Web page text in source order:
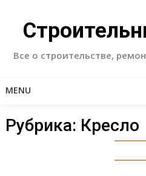
content
Все о строительстве,
MENU
Рубрика: Кресло